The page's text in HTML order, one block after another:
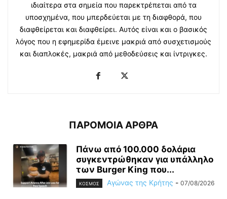
ιδιαίτερα στα σημεία που παρεκτρέπεται από τα
υποσχημένα, που μπερδεύεται με τη διαφθορά, που
διαφθείρεται και διαφθείρει. Αυτός είναι και ο βασικός
λόγος που η εφημερίδα έμεινε μακριά από συσχετισμούς
και διαπλοκές, μακριά από μεθοδεύσεις και ίντριγκες.
ΠΑΡΟΜΟΙΑ ΑΡΘΡΑ
Πάνω από 100.000 δολάρια
συγκεντρώθηκαν για υπάλληλο
των Burger King που...
ΚΟΣΜΟΣ Αγώνας της Κρήτης - 07/08/2026